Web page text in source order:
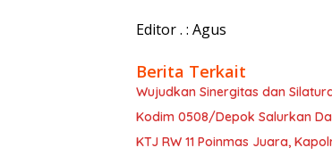
Editor . : Agus
Berita Terkait
Wujudkan Sinergitas dan
Kodim 0508/Depok Salurkan
KTJ RW 11 Poinmas Juara,